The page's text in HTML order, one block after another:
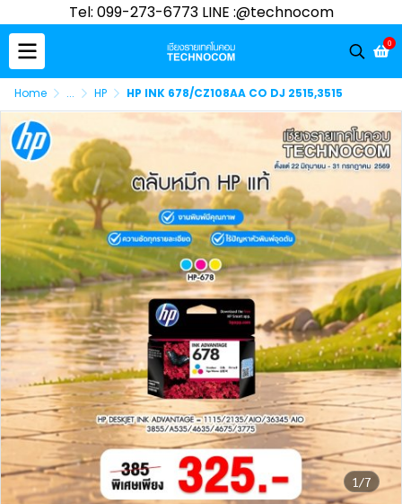
Tel: 099-273-6773 LINE :@technocom
0
Home ... HP HP INK 678/CZ108AA CO DJ 2515,3515
1/7